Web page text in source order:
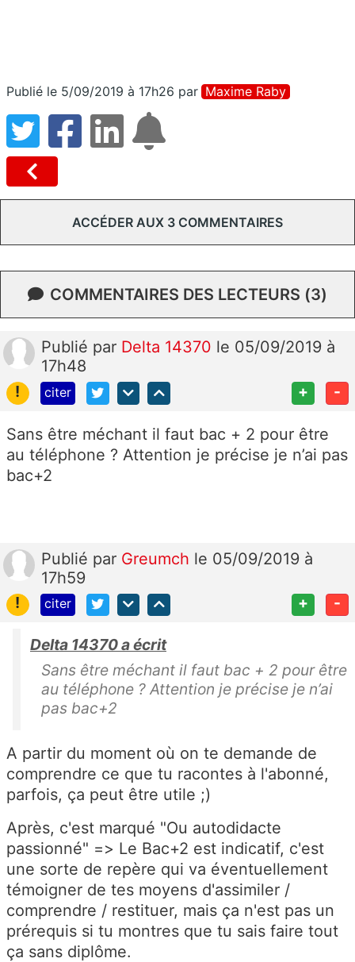
Publié le 5/09/2019 à 17h26 par Maxime Raby
ACCÉDER AUX 3 COMMENTAIRES
COMMENTAIRES DES LECTEURS (3)
Publié par Delta 14370 le 05/09/2019 à
17h48
!
citer + -
Sans être méchant il faut bac + 2 pour être
au téléphone ? Attention je précise je n’ai pas
bac+2
Publié par Greumch le 05/09/2019 à
17h59
!
citer + -
Delta 14370 a écrit
Sans être méchant il faut bac + 2 pour être
au téléphone ? Attention je précise je n’ai
pas bac+2
A partir du moment où on te demande de
comprendre ce que tu racontes à l'abonné,
parfois, ça peut être utile ;)
Après, c'est marqué "Ou autodidacte
passionné" => Le Bac+2 est indicatif, c'est
une sorte de repère qui va éventuellement
témoigner de tes moyens d'assimiler /
comprendre / restituer, mais ça n'est pas un
prérequis si tu montres que tu sais faire tout
ça sans diplôme.